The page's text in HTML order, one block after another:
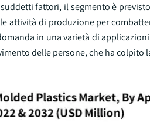
fattori, il segmento è
attività di produzione per
in una varietà di
delle persone, che ha colpito